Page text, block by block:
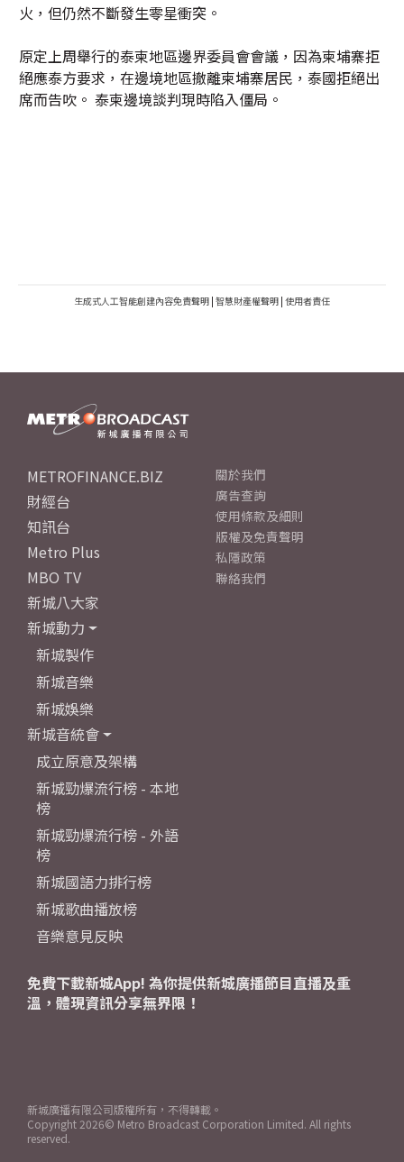
火，但仍然不斷發生零星衝突。
原定上周舉行的泰柬地區邊界委員會會議，因為柬埔寨拒
絕應泰方要求，在邊境地區撤離柬埔寨居民，泰國拒絕出
席而告吹。 泰柬邊境談判現時陷入僵局。
生成式人工智能創建內容免責聲明 | 智慧財產權聲明 | 使用者責任
METROFINANCE.BIZ
財經台
知訊台
Metro Plus
MBO TV
新城八大家
新城動力
新城製作
新城音樂
新城娛樂
新城音統會
成立原意及架構
新城勁爆流行榜 - 本地
榜
新城勁爆流行榜 - 外語
榜
新城國語力排行榜
新城歌曲播放榜
音樂意見反映
關於我們
廣告查詢
使用條款及細則
版權及免責聲明
私隱政策
聯絡我們
免費下載新城App! 為你提供新城廣播節目直播及重
溫，體現資訊分享無界限！
新城廣播有限公司版權所有，不得轉載。
Copyright 2026© Metro Broadcast Corporation Limited. All rights
reserved.